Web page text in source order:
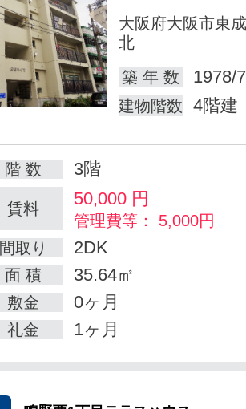
大阪府大阪市東
北
築 年 数
1978/
建物階数 4階建
階 数 3階
賃料 50,000 円
管理費等： 5,000円
間取り
2DK
面 積 35.64㎡
敷金 0ヶ月
礼金 1ヶ月